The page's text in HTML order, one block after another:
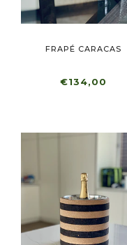
FRAPÉ CARACAS
€134,00